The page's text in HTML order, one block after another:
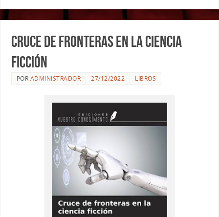
Cruce de fronteras en la ciencia
ficción
POR ADMINISTRADOR 27/12/2022 LIBROS